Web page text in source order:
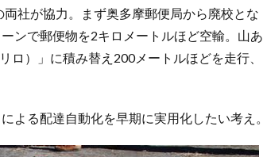
社が協力。まず奥多摩郵便局から廃校とな
ンで郵便物を2キロメートルほど空輸。山あ
）」に積み替え200メートルほどを走行、
よる配達自動化を早期に実用化したい考え。